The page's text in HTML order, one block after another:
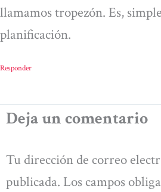
llamamos tropezón. Es,
planificación.
Responder
Deja un comentario
Tu dirección de correo
publicada. Los campos